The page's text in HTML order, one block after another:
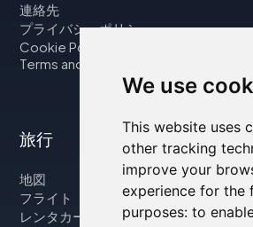
We use
This website uses
other tracking
improve your
experience for the
purposes: to
連絡先
プライバシーポリシー
Cookie Policy
Terms and Conditions
旅行
地図
フライト
レンタカー